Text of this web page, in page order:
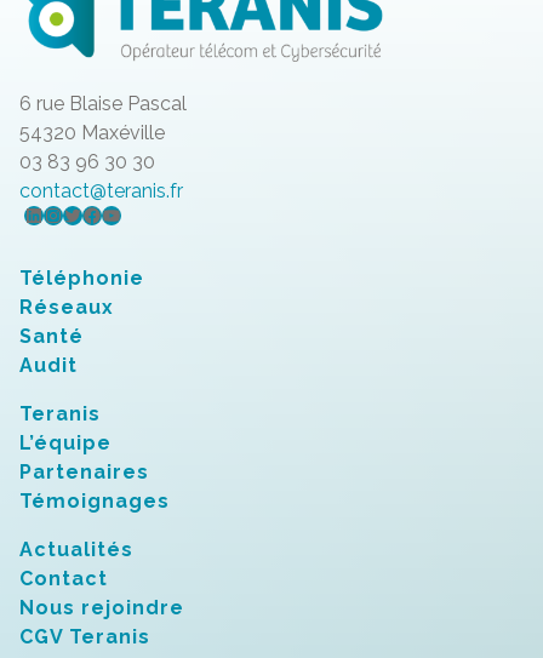
6 rue Blaise Pascal
54320 Maxéville
03 83 96 30 30
contact@teranis.fr
LinkedIn
Instagram
Twitter
Facebook
YouTube
Téléphonie
Réseaux
Santé
Audit
Teranis
L’équipe
Partenaires
Témoignages
Actualités
Contact
Nous rejoindre
CGV Teranis